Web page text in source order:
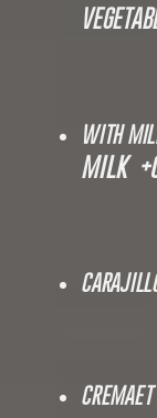
WITH
MILK